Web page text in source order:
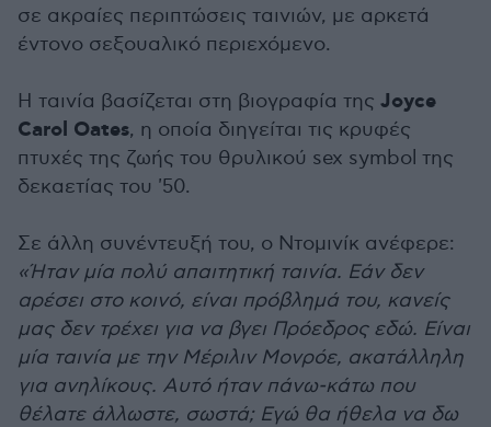
σε ακραίες περιπτώσεις ταινιών, με αρκετά
έντονο σεξουαλικό περιεχόμενο.
Η ταινία βασίζεται στη βιογραφία της Joyce
Carol Oates, η οποία διηγείται τις κρυφές
πτυχές της ζωής του θρυλικού sex symbol της
δεκαετίας του '50.
Σε άλλη συνέντευξή του, ο Ντομινίκ ανέφερε:
«Ήταν μία πολύ απαιτητική ταινία. Εάν δεν
αρέσει στο κοινό, είναι πρόβλημά του, κανείς
μας δεν τρέχει για να βγει Πρόεδρος εδώ. Είναι
μία ταινία με την Μέριλιν Μονρόε, ακατάλληλη
για ανηλίκους. Αυτό ήταν πάνω-κάτω που
θέλατε άλλωστε, σωστά; Εγώ θα ήθελα να δω